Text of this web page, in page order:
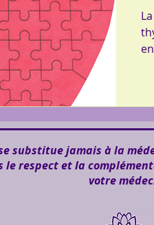
substitue jamais à la
le respect et la
votre